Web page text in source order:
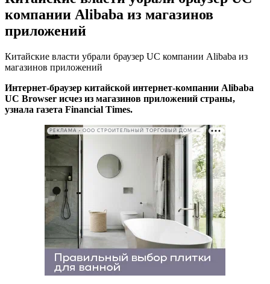
компании Alibaba из магазинов
приложений
Китайские власти убрали браузер UC компании Alibaba из
магазинов приложений
Интернет-браузер китайской интернет-компании Alibaba
UC Browser исчез из магазинов приложений страны,
узнала газета Financial Times.
РЕКЛАМА • ООО СТРОИТЕЛЬНЫЙ ТОРГОВЫЙ ДОМ «ПЕТРОВИЧ». ИНН: 7802348846